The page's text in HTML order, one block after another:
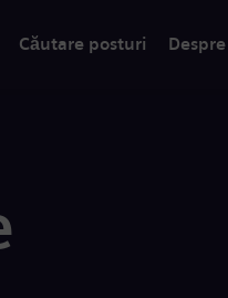
Căutare posturi